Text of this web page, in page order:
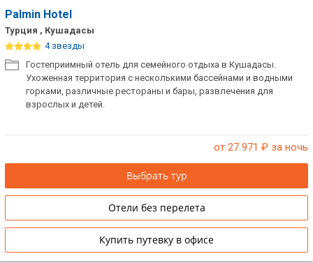
Palmin Hotel
Турция , Кушадасы
4 звезды
Гостеприимный отель для семейного отдыха в Кушадасы.
Ухоженная территория с несколькими бассейнами и водными
горками, различные рестораны и бары, развлечения для
взрослых и детей.
от 27 971 ₽ за ночь
Выбрать тур
Отели без перелета
Купить путевку в офисе